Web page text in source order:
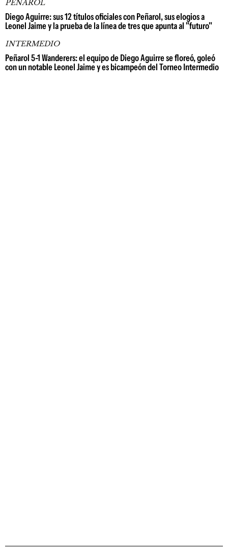
PEÑAROL
Diego Aguirre: sus 12 títulos oficiales con Peñarol, sus elogios a
Leonel Jaime y la prueba de la línea de tres que apunta al "futuro"
INTERMEDIO
Peñarol 5-1 Wanderers: el equipo de Diego Aguirre se floreó, goleó
con un notable Leonel Jaime y es bicampeón del Torneo Intermedio